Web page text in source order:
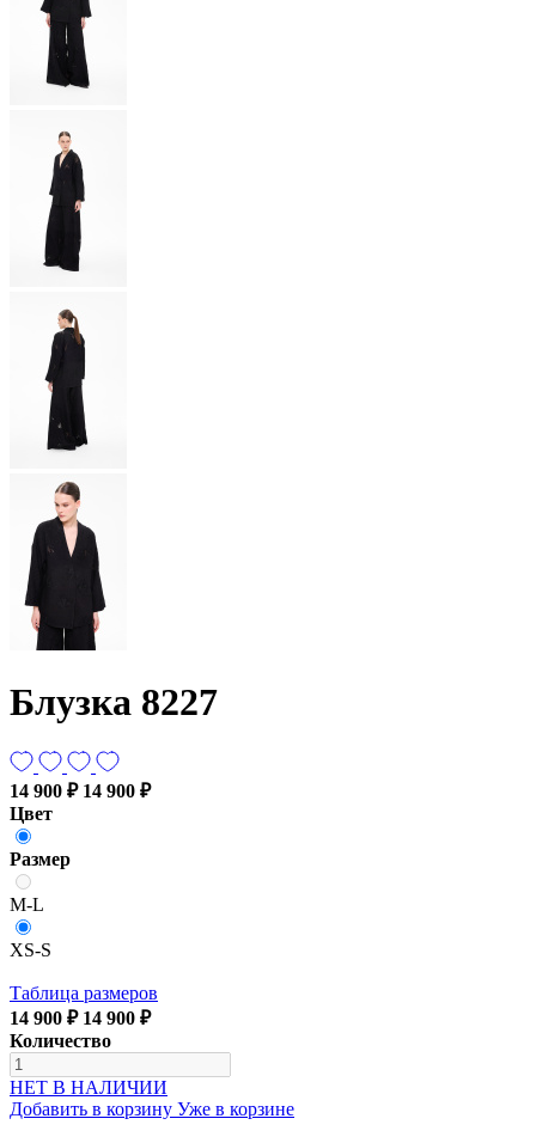
Блузка 8227
14 900 ₽ 14 900 ₽
Цвет
Размер
M-L
XS-S
Таблица размеров
14 900 ₽ 14 900 ₽
Количество
НЕТ В НАЛИЧИИ
Добавить в корзину Уже в корзине